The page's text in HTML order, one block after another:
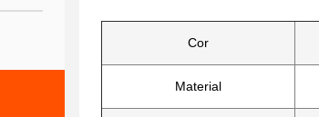
Cor
Material